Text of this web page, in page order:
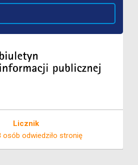
Licznik
osób odwiedziło stronię